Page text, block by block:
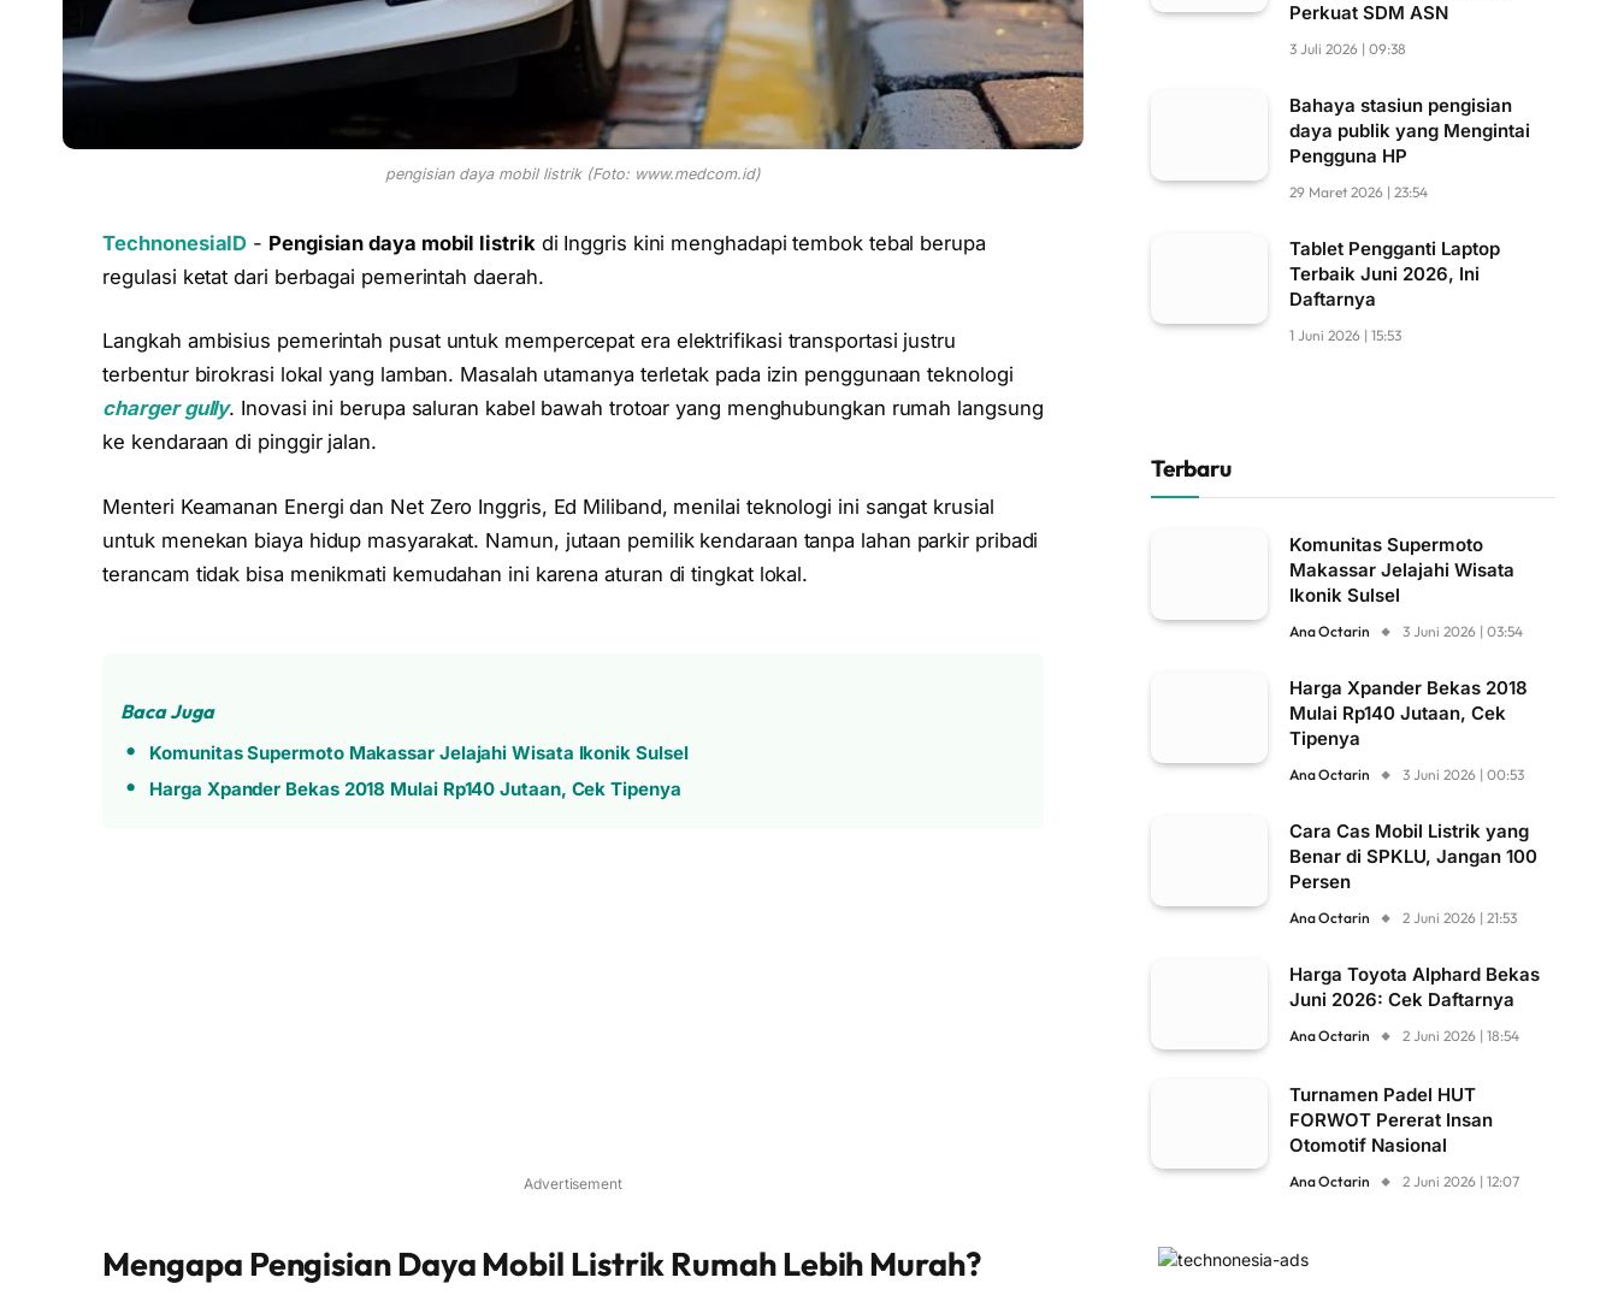
pengisian daya mobil listrik (Foto: www.medcom.id)
TechnonesiaID - Pengisian daya mobil listrik di Inggris kini menghadapi tembok tebal berupa
regulasi ketat dari berbagai pemerintah daerah.
Langkah ambisius pemerintah pusat untuk mempercepat era elektrifikasi transportasi justru
terbentur birokrasi lokal yang lamban. Masalah utamanya terletak pada izin penggunaan teknologi
charger gully. Inovasi ini berupa saluran kabel bawah trotoar yang menghubungkan rumah langsung
ke kendaraan di pinggir jalan.
Menteri Keamanan Energi dan Net Zero Inggris, Ed Miliband, menilai teknologi ini sangat krusial
untuk menekan biaya hidup masyarakat. Namun, jutaan pemilik kendaraan tanpa lahan parkir pribadi
terancam tidak bisa menikmati kemudahan ini karena aturan di tingkat lokal.
Baca Juga
Komunitas Supermoto Makassar Jelajahi Wisata Ikonik Sulsel
Harga Xpander Bekas 2018 Mulai Rp140 Jutaan, Cek Tipenya
Advertisement
Mengapa Pengisian Daya Mobil Listrik Rumah Lebih Murah?
Perkuat SDM ASN
3 Juli 2026 | 09:38
Bahaya stasiun pengisian
daya publik yang Mengintai
Pengguna HP
29 Maret 2026 | 23:54
Tablet Pengganti Laptop
Terbaik Juni 2026, Ini
Daftarnya
1 Juni 2026 | 15:53
Terbaru
Komunitas Supermoto
Makassar Jelajahi Wisata
Ikonik Sulsel
Ana Octarin 3 Juni 2026 | 03:54
Harga Xpander Bekas 2018
Mulai Rp140 Jutaan, Cek
Tipenya
Ana Octarin 3 Juni 2026 | 00:53
Cara Cas Mobil Listrik yang
Benar di SPKLU, Jangan 100
Persen
Ana Octarin 2 Juni 2026 | 21:53
Harga Toyota Alphard Bekas
Juni 2026: Cek Daftarnya
Ana Octarin 2 Juni 2026 | 18:54
Turnamen Padel HUT
FORWOT Pererat Insan
Otomotif Nasional
Ana Octarin 2 Juni 2026 | 12:07